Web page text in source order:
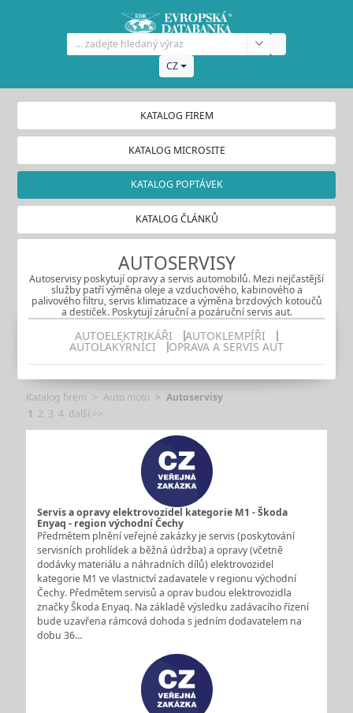
CZ
KATALOG FIREM
KATALOG MICROSITE
KATALOG POPTÁVEK
KATALOG ČLÁNKŮ
AUTOSERVISY
Autoservisy poskytují opravy a servis automobilů. Mezi nejčastější
služby patří výměna oleje a vzduchového, kabinového a
palivového filtru, servis klimatizace a výměna brzdových kotoučů
a destiček. Poskytují záruční a pozáruční servis aut.
AUTOELEKTRIKÁŘI AUTOKLEMPÍŘI
AUTOLAKÝRNÍCI OPRAVA A SERVIS AUT
Katalog firem Auto moto
Autoservisy
1 2 3 4 další >>
Servis a opravy elektrovozidel kategorie M1 - Škoda
Enyaq - region východní Čechy
Předmětem plnění veřejné zakázky je servis (poskytování
servisních prohlídek a běžná údržba) a opravy (včetně
dodávky materiálu a náhradních dílů) elektrovozidel
kategorie M1 ve vlastnictví zadavatele v regionu východní
Čechy. Předmětem servisů a oprav budou elektrovozidla
značky Škoda Enyaq. Na základě výsledku zadávacího řízení
bude uzavřena rámcová dohoda s jedním dodavatelem na
dobu 36…